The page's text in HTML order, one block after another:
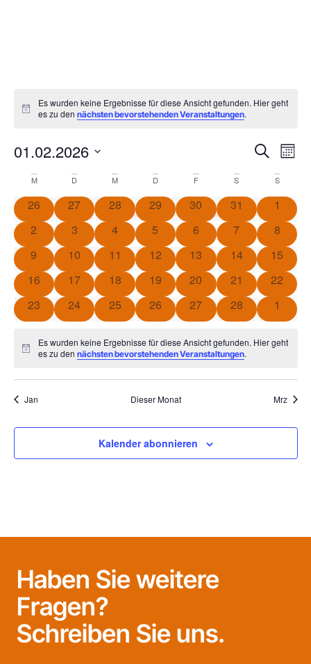
Notice
Es wurden keine Ergebnisse für diese Ansicht gefunden. Hier geht
es zu dennächsten bevorstehenden Veranstaltungen.
Suche
und
SucheMonat
01.02.2026
wählen.
Kalender
von
Veranstaltungen
M D M D F S S
0 Veranstaltungen
26 0 Veranstaltungen
27 0 Veranstaltungen
28 0 Veranstaltungen
29 0 Veranstaltungen
30 0
31 0
1
0 Veranstaltungen
2 0 Veranstaltungen
3 0 Veranstaltungen
4 0 Veranstaltungen
5 0 Veranstaltungen
6 0
7 0
8
0 Veranstaltungen
9 0 Veranstaltungen
10 0 Veranstaltungen
11 0 Veranstaltungen
12 0 Veranstaltungen
13 0
14 0
15
0 Veranstaltungen
16 0 Veranstaltungen
17 0 Veranstaltungen
18 0 Veranstaltungen
19 0 Veranstaltungen
20 0
21 0
22
0 Veranstaltungen
23 0 Veranstaltungen
24 0 Veranstaltungen
25 0 Veranstaltungen
26 0 Veranstaltungen
27 0
28 0
1
Notice
Es wurden keine Ergebnisse für diese Ansicht gefunden. Hier geht
es zu dennächsten bevorstehenden Veranstaltungen.
Jan Dieser Monat Mrz
Kalender abonnieren
Haben Sie weitere
Fragen?
Schreiben Sie uns.